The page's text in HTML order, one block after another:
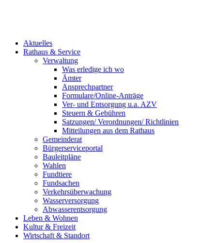
Aktuelles
Rathaus & Service
Verwaltung
Was erledige ich wo
Ämter
Ansprechpartner
Formulare/Online-Anträge
Ver- und Entsorgung u.a. AZV
Steuern & Gebühren
Satzungen/ Verordnungen/ Richtlinien
Mitteilungen aus dem Rathaus
Gemeinderat
Bürgerserviceportal
Bauleitpläne
Wahlen
Fundtiere
Fundsachen
Verkehrsüberwachung
Wasserversorgung
Abwasserentsorgung
Leben & Wohnen
Kultur & Freizeit
Wirtschaft & Standort